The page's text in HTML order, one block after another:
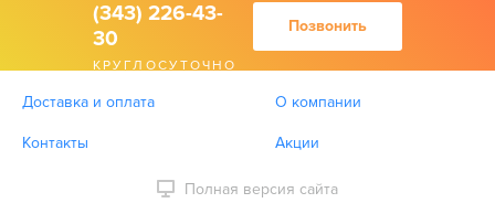
(343) 226-43-
30
КРУГЛОСУТОЧНО
Позвонить
Доставка и оплата О компании
Контакты Акции
Полная версия сайта